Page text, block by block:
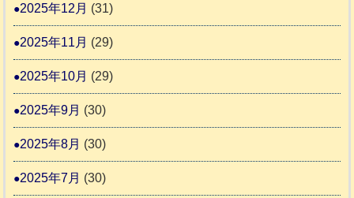
2025年12月 (31)
2025年11月 (29)
2025年10月 (29)
2025年9月 (30)
2025年8月 (30)
2025年7月 (30)